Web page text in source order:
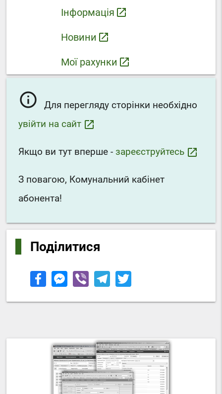
Інформація launch
Новини launch
Мої рахунки launch
info_outline
Для перегляду сторінки необхідно
увійти на сайт launch
Якщо ви тут вперше - зареєструйтесь launch
З повагою, Комунальний кабінет
абонента!
Поділитися